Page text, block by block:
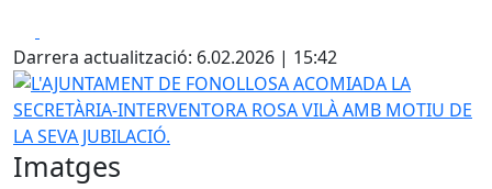
Darrera actualització: 6.02.2026 | 15:42
L'AJUNTAMENT DE FONOLLOSA ACOMIADA LA
Imatges